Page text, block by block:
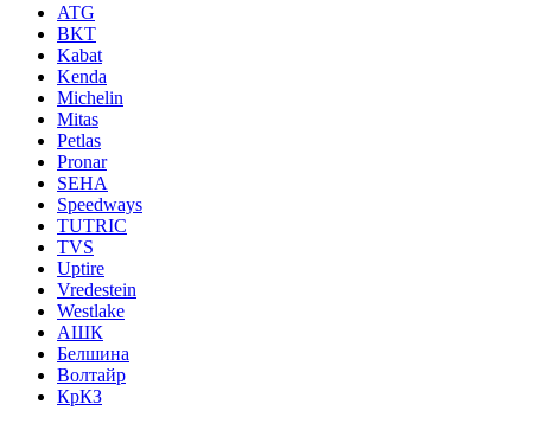
ATG
BKT
Kabat
Kenda
Michelin
Mitas
Petlas
Pronar
SEHA
Speedways
TUTRIC
TVS
Uptire
Vredestein
Westlake
АШК
Белшина
Волтайр
КрКЗ